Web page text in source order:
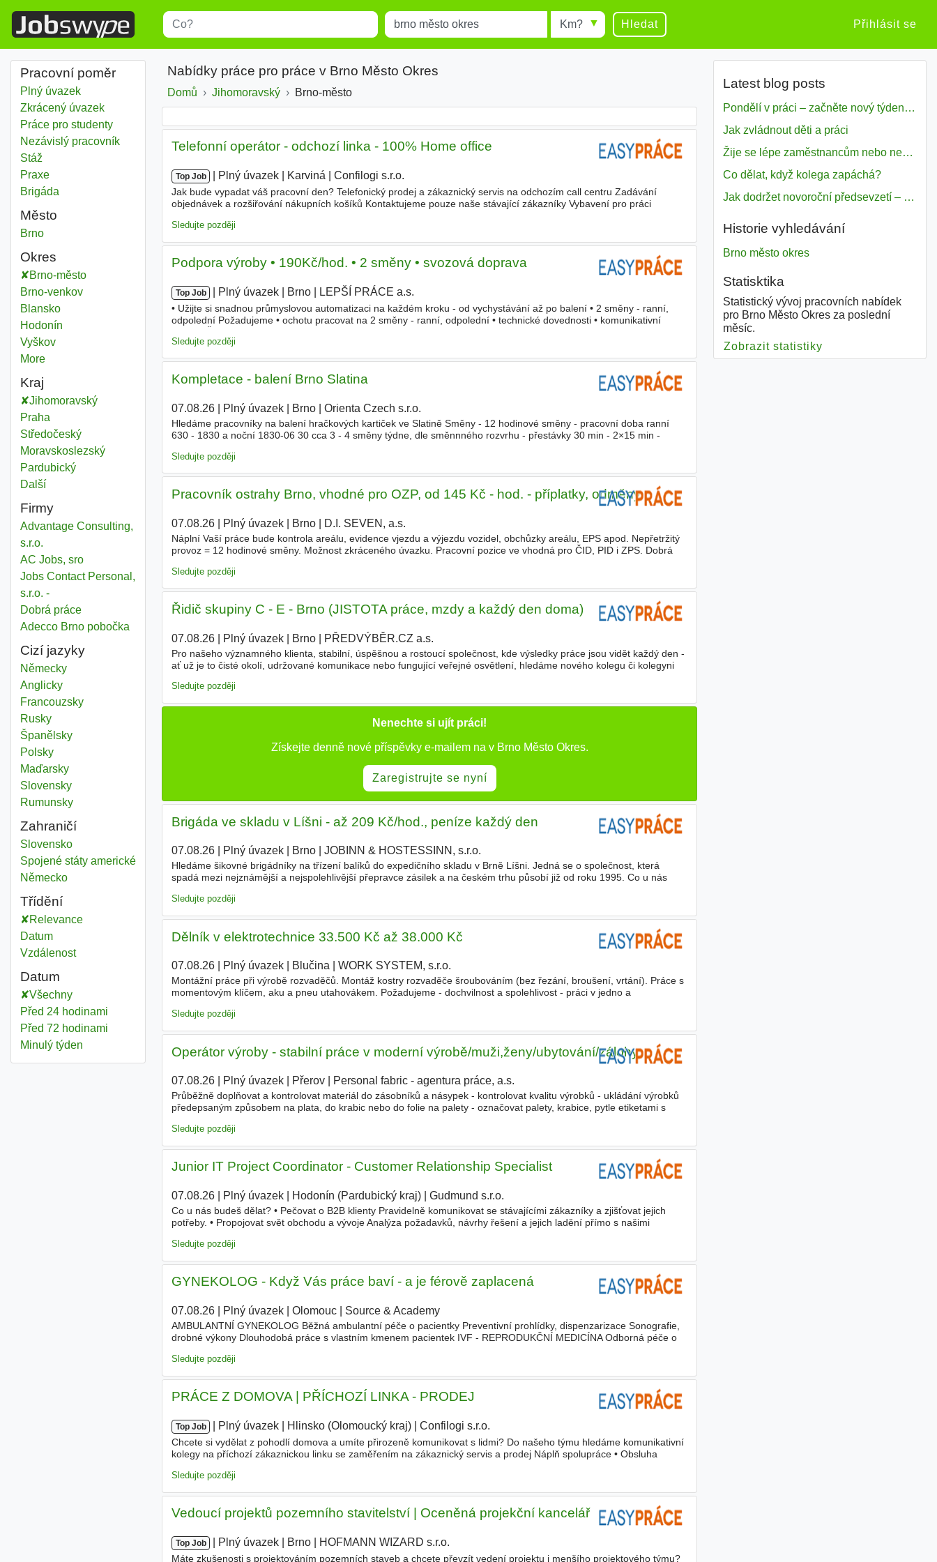
Title Místo Radius Hledat Přihlásit se
Pracovní poměr
Plný úvazek
Zkrácený úvazek
Práce pro studenty
Nezávislý pracovník
Stáž
Praxe
Brigáda
Město
Brno
Okres
Brno-městoOkres
Brno-venkovOkres
BlanskoOkres
Hodonín
VyškovOkres
Moredistricts
Kraj
JihomoravskýKraj
Praha
StředočeskýKraj
MoravskoslezskýKraj
PardubickýKraj
Dalšíkraj
Firmy
Advantage Consulting,
s.r.o.
AC Jobs, sro
Jobs Contact Personal,
s.r.o. -
Dobrá práce
Adecco Brno pobočka
Cizí jazyky
Německy
Anglicky
Francouzsky
Rusky
Španělsky
Polsky
Maďarsky
Slovensky
Rumunsky
Zahraničí
Slovensko
Spojené státy americké
Německo
Třídění
Relevance
Datum
Vzdálenost
Datum
Všechny
Před 24 hodinami
Před 72 hodinami
Minulý týden
Nabídky práce pro práce v Brno Město Okres
Domů Jihomoravský KrajBrno-město
Telefonní operátor - odchozí linka - 100% Home office
Top Job Plný úvazek Karviná Confilogi s.r.o.
Jak bude vypadat váš pracovní den? Telefonický prodej a zákaznický servis na odchozím call centru Zadávání
objednávek a rozšiřování nákupních košíků Kontaktujeme pouze naše stávající zákazníky Vybavení pro práci
Sledujte později
Podpora výroby • 190Kč/hod. • 2 směny • svozová doprava
Top Job Plný úvazek Brno LEPŠÍ PRÁCE a.s.
• Užijte si snadnou průmyslovou automatizaci na každém kroku - od vychystávání až po balení • 2 směny - ranní,
odpolední Požadujeme • ochotu pracovat na 2 směny - ranní, odpolední • technické dovednosti • komunikativní
Sledujte později
Kompletace - balení Brno Slatina
07.08.26| Plný úvazek| Brno| Orienta Czech s.r.o.
Hledáme pracovníky na balení hračkových kartiček ve Slatině Směny - 12 hodinové směny - pracovní doba ranní
630 - 1830 a noční 1830-06 30 cca 3 - 4 směny týdne, dle směnnného rozvrhu - přestávky 30 min - 2×15 min -
Sledujte později
Pracovník ostrahy Brno, vhodné pro OZP, od 145 Kč - hod. - příplatky, odměny
07.08.26| Plný úvazek| Brno| D.I. SEVEN, a.s.
Náplní Vaší práce bude kontrola areálu, evidence vjezdu a výjezdu vozidel, obchůzky areálu, EPS apod. Nepřetržitý
provoz = 12 hodinové směny. Možnost zkráceného úvazku. Pracovní pozice ve vhodná pro ČID, PID i ZPS. Dobrá
Sledujte později
Řidič skupiny C - E - Brno (JISTOTA práce, mzdy a každý den doma)
07.08.26| Plný úvazek| Brno| PŘEDVÝBĚR.CZ a.s.
Pro našeho významného klienta, stabilní, úspěšnou a rostoucí společnost, kde výsledky práce jsou vidět každý den -
ať už je to čisté okolí, udržované komunikace nebo fungující veřejné osvětlení, hledáme nového kolegu či kolegyni
Sledujte později
Nenechte si ujít práci!
Získejte denně nové příspěvky e-mailem na v Brno Město Okres.
Zaregistrujte se nyní
Brigáda ve skladu v Líšni - až 209 Kč/hod., peníze každý den
07.08.26| Plný úvazek| Brno| JOBINN & HOSTESSINN, s.r.o.
Hledáme šikovné brigádníky na třízení balíků do expedičního skladu v Brně Líšni. Jedná se o společnost, která
spadá mezi nejznámější a nejspolehlivější přepravce zásilek a na českém trhu působí již od roku 1995. Co u nás
Sledujte později
Dělník v elektrotechnice 33.500 Kč až 38.000 Kč
07.08.26| Plný úvazek| Blučina| WORK SYSTEM, s.r.o.
Montážní práce při výrobě rozvaděčů. Montáž kostry rozvaděče šroubováním (bez řezání, broušení, vrtání). Práce s
momentovým klíčem, aku a pneu utahovákem. Požadujeme - dochvilnost a spolehlivost - práci v jedno a
Sledujte později
Operátor výroby - stabilní práce v moderní výrobě/muži,ženy/ubytování/zálohy
07.08.26| Plný úvazek| Přerov| Personal fabric - agentura práce, a.s.
Průběžně doplňovat a kontrolovat materiál do zásobníků a násypek - kontrolovat kvalitu výrobků - ukládání výrobků
předepsaným způsobem na plata, do krabic nebo do folie na palety - označovat palety, krabice, pytle etiketami s
Sledujte později
Junior IT Project Coordinator - Customer Relationship Specialist
07.08.26| Plný úvazek| Hodonín (Pardubický kraj)| Gudmund s.r.o.
Co u nás budeš dělat? • Pečovat o B2B klienty Pravidelně komunikovat se stávajícími zákazníky a zjišťovat jejich
potřeby. • Propojovat svět obchodu a vývoje Analýza požadavků, návrhy řešení a jejich ladění přímo s našimi
Sledujte později
GYNEKOLOG - Když Vás práce baví - a je férově zaplacená
07.08.26| Plný úvazek| Olomouc| Source & Academy|
AMBULANTNÍ GYNEKOLOG Běžná ambulantní péče o pacientky Preventivní prohlídky, dispenzarizace Sonografie,
drobné výkony Dlouhodobá práce s vlastním kmenem pacientek IVF - REPRODUKČNÍ MEDICÍNA Odborná péče o
Sledujte později
PRÁCE Z DOMOVA | PŘÍCHOZÍ LINKA - PRODEJ
Top Job Plný úvazek Hlinsko (Olomoucký kraj) Confilogi s.r.o.
Chcete si vydělat z pohodlí domova a umíte přirozeně komunikovat s lidmi? Do našeho týmu hledáme komunikativní
kolegy na příchozí zákaznickou linku se zaměřením na zákaznický servis a prodej Náplň spolupráce • Obsluha
Sledujte později
️Vedoucí projektů pozemního stavitelství | Oceněná projekční kancelář
Top Job Plný úvazek Brno HOFMANN WIZARD s.r.o.
Máte zkušenosti s projektováním pozemních staveb a chcete převzít vedení projektu i menšího projektového týmu?
Latest blog posts
Pondělí v práci – začněte nový týden s motivací
Jak zvládnout děti a práci
Žije se lépe zaměstnancům nebo nezavislým pracovníkům
Co dělat, když kolega zapáchá?
Jak dodržet novoroční předsevzetí – naše tipy pro dobrý začátek roku 2018
Historie vyhledávání
Brno město okres
Statisktika
Statistický vývoj pracovních nabídek
pro Brno Město Okres za poslední
měsíc.
Zobrazit statistiky